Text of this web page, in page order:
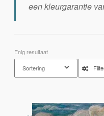
een kleurgarantie
Enig resultaat
Sortering